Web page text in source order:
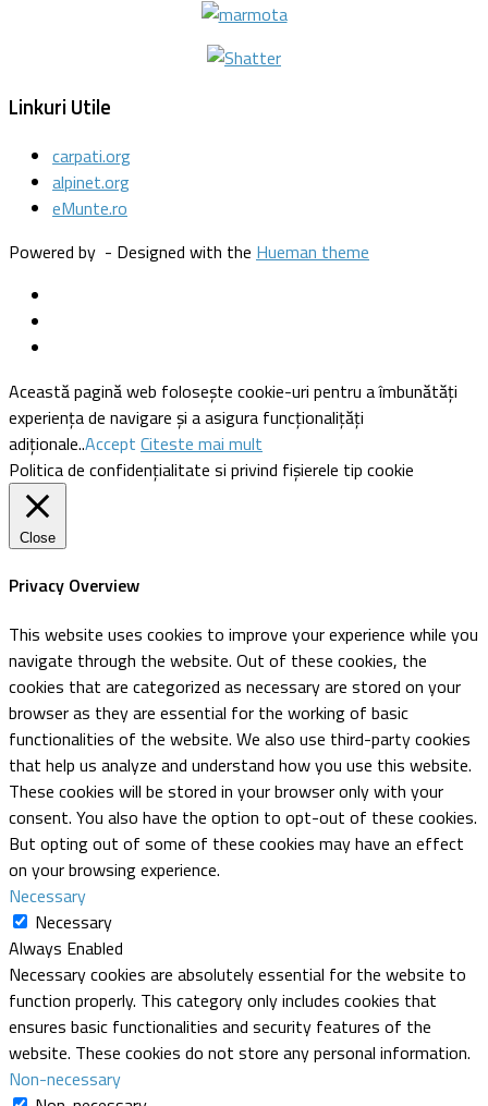
Linkuri Utile
carpati.org
alpinet.org
eMunte.ro
Powered by - Designed with the Hueman theme
Această pagină web folosește cookie-uri pentru a îmbunătăți
experiența de navigare și a asigura funcționalițăți
adiționale..Accept Citeste mai mult
Politica de confidențialitate si privind fișierele tip cookie
Close
Privacy Overview
This website uses cookies to improve your experience while you
navigate through the website. Out of these cookies, the
cookies that are categorized as necessary are stored on your
browser as they are essential for the working of basic
functionalities of the website. We also use third-party cookies
that help us analyze and understand how you use this website.
These cookies will be stored in your browser only with your
consent. You also have the option to opt-out of these cookies.
But opting out of some of these cookies may have an effect
on your browsing experience.
Necessary
Necessary
Always Enabled
Necessary cookies are absolutely essential for the website to
function properly. This category only includes cookies that
ensures basic functionalities and security features of the
website. These cookies do not store any personal information.
Non-necessary